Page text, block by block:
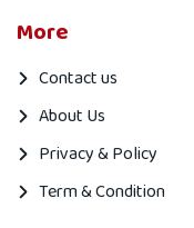
More
Contact us
About Us
Privacy & Policy
Term & Condition